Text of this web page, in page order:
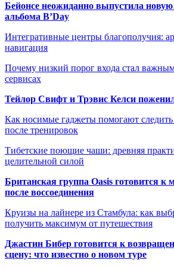
Бейонсе неожиданно выпустила
альбома B’Day
Интегративные центры благополучия:
навигация
Почему низкий порог входа стал
сервисах
Тейлор Свифт и Трэвис Келси
Как носимые гаджеты помогают следить
после тренировок
Тибетские поющие чаши: древняя
целительной силой
Британская группа Oasis готовится к
после воссоединения
Круизы на лайнере из Стамбула: как
получить максимум от путешествия
Джастин Бибер готовится к
сцену: что известно о новом туре